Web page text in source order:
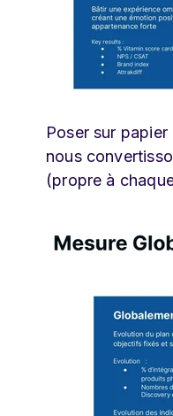
Poser sur
nous
(propre à